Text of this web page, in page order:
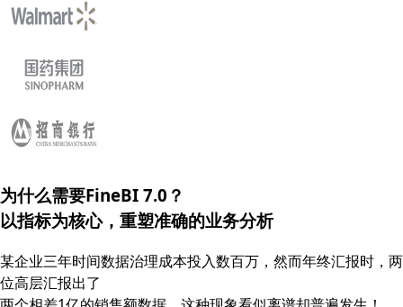
为什么需要FineBI 7.0？
以指标为核心，重塑准确的业务分析
某企业三年时间数据治理成本投入数百万，然而年终汇报时，两
位高层汇报出了